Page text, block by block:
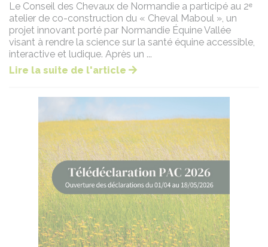
Le Conseil des Chevaux de Normandie a participé au 2ᵉ
atelier de co-construction du « Cheval Maboul », un
projet innovant porté par Normandie Équine Vallée
visant à rendre la science sur la santé équine accessible,
interactive et ludique. Après un ...
Lire la suite de l'article